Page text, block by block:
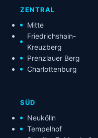
ZENTRAL
Mitte
Friedrichshain-
Kreuzberg
Prenzlauer Berg
Charlottenburg
SÜD
Neukölln
Tempelhof